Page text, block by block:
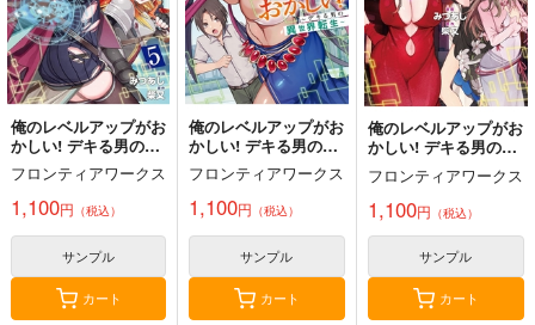
サンプル
作品詳細
サンプル
作品詳細
サンプル
作品詳細
俺のレベルアップがお
かしい! デキる男の異
世界転生 5
フロンティアワークス
1,100円 （税込）
サンプル
カート
俺のレベルアップがお
かしい! デキる男の異
世界転生 4
フロンティアワークス
1,100円 （税込）
サンプル
カート
俺のレベルアップがお
かしい! デキる男の異
世界転生 3
フロンティアワークス
1,100円 （税込）
サンプル
カート